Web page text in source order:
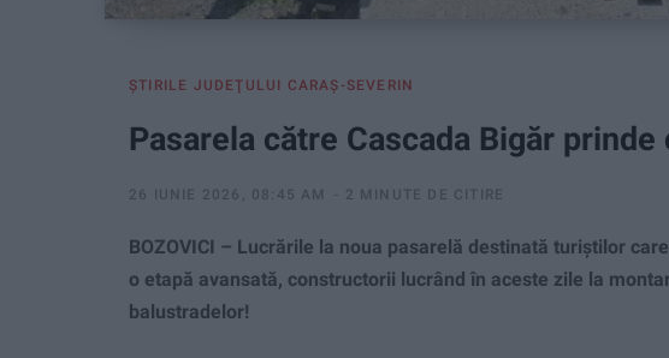
ŞTIRILE JUDEŢULUI CARAŞ-SEVERIN
Pasarela către Cascada Bigăr prinde
26 IUNIE 2026, 08:45 AM 2 MINUTE DE CITIRE
BOZOVICI – Lucrările la noua pasarelă destinată turiștilor
o etapă avansată, constructorii lucrând în aceste zile la
balustradelor!